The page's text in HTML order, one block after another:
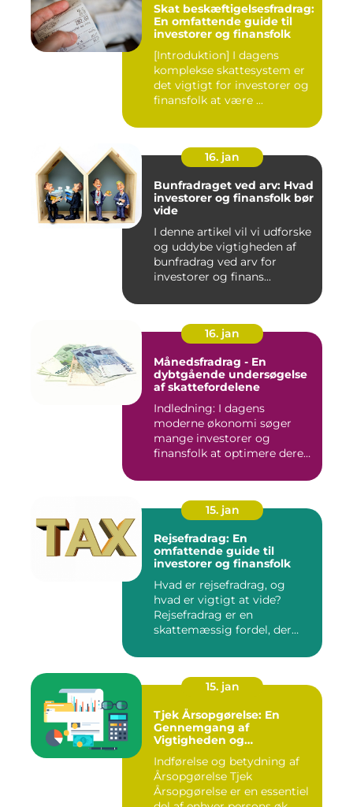
Skat beskæftigelsesfradrag:
En omfattende guide til
investorer og finansfolk
[Introduktion] I dagens
komplekse skattesystem er
det vigtigt for investorer og
finansfolk at være ...
16. jan
Bunfradraget ved arv: Hvad
investorer og finansfolk bør
vide
I denne artikel vil vi udforske
og uddybe vigtigheden af
bunfradrag ved arv for
investorer og finans...
16. jan
Månedsfradrag - En
dybtgående undersøgelse
af skattefordelene
Indledning: I dagens
moderne økonomi søger
mange investorer og
finansfolk at optimere deres
15. jan
Rejsefradrag: En
omfattende guide til
investorer og finansfolk
Hvad er rejsefradrag, og
hvad er vigtigt at vide?
Rejsefradrag er en
skattemæssig fordel, der
15. jan
Tjek Årsopgørelse: En
Gennemgang af
Vigtigheden og
Indførelse og betydning af
Årsopgørelse Tjek
Årsopgørelse er en essentiel